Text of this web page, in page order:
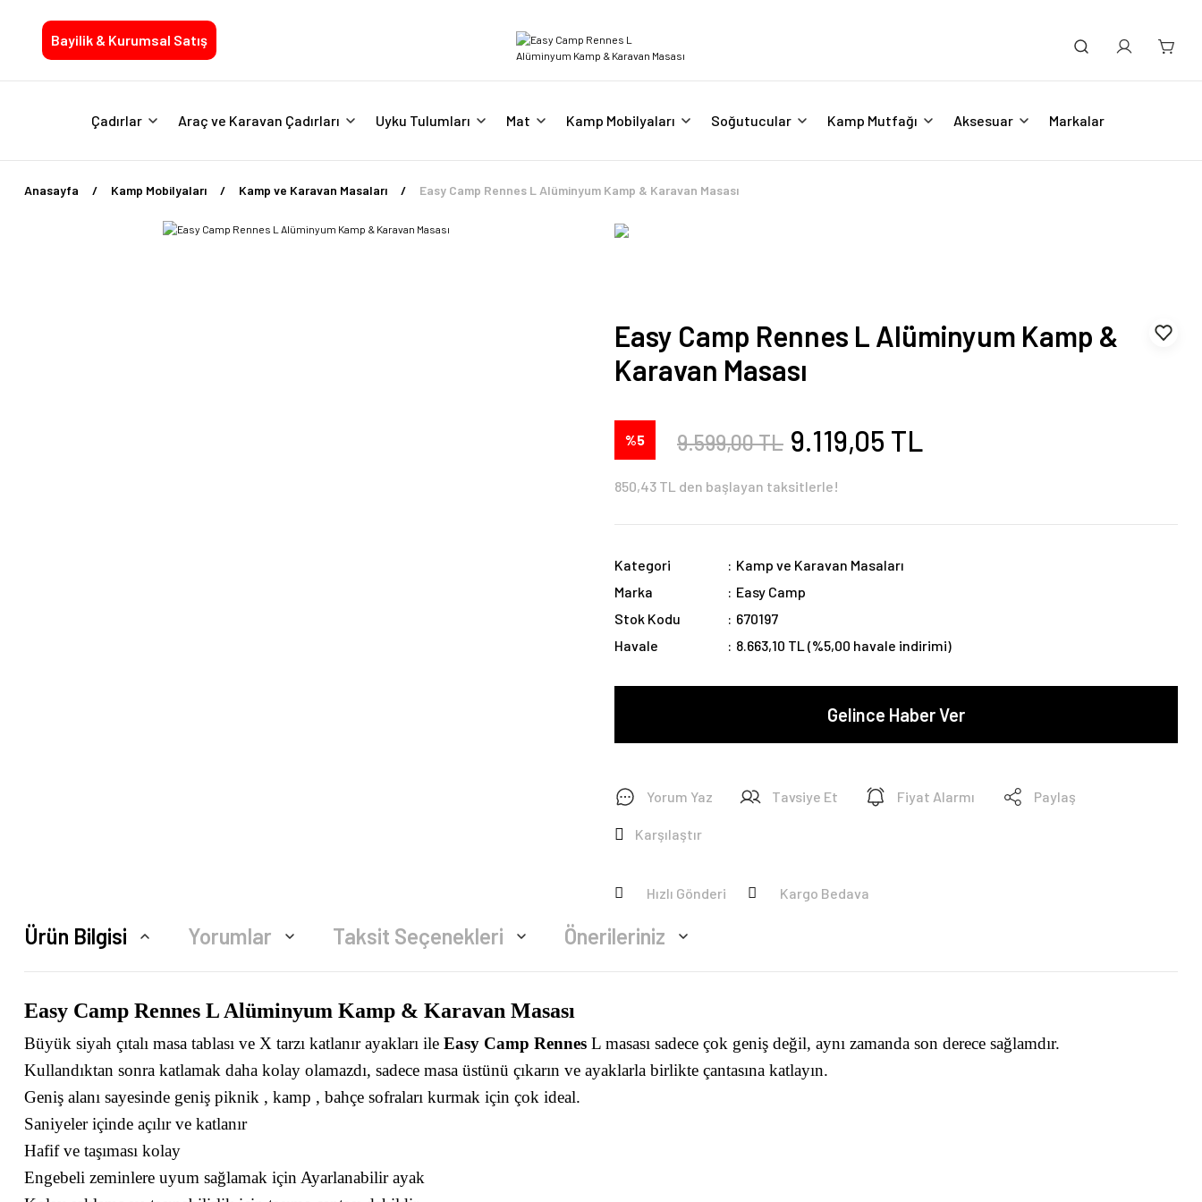
Bayilik & Kurumsal Satış
Çadırlar Araç ve Karavan Çadırları Uyku Tulumları Mat Kamp Mobilyaları Soğutucular Kamp Mutfağı Aksesuar Markalar
Anasayfa Kamp Mobilyaları Kamp ve Karavan Masaları Easy Camp Rennes L Alüminyum Kamp & Karavan Masası
Easy Camp Rennes L Alüminyum Kamp &
Karavan Masası
%5 9.599,00 TL 9.119,05 TL
850,43 TL den başlayan taksitlerle!
Kategori
Kamp ve Karavan Masaları
Marka
Easy Camp
Stok Kodu
670197
Havale
8.663,10 TL (%5,00 havale indirimi)
Gelince Haber Ver
Yorum Yaz Tavsiye Et Fiyat Alarmı Paylaş
Karşılaştır
Hızlı Gönderi Kargo Bedava
Ürün Bilgisi Yorumlar Taksit Seçenekleri Önerileriniz
Easy Camp Rennes L Alüminyum Kamp & Karavan Masası
Büyük siyah çıtalı masa tablası ve X tarzı katlanır ayakları ile Easy Camp Rennes L masası sadece çok geniş değil, aynı zamanda son derece sağlamdır.
Kullandıktan sonra katlamak daha kolay olamazdı, sadece masa üstünü çıkarın ve ayaklarla birlikte çantasına katlayın.
Geniş alanı sayesinde geniş piknik , kamp , bahçe sofraları kurmak için çok ideal.
Saniyeler içinde açılır ve katlanır
Hafif ve taşıması kolay
Engebeli zeminlere uyum sağlamak için Ayarlanabilir ayak